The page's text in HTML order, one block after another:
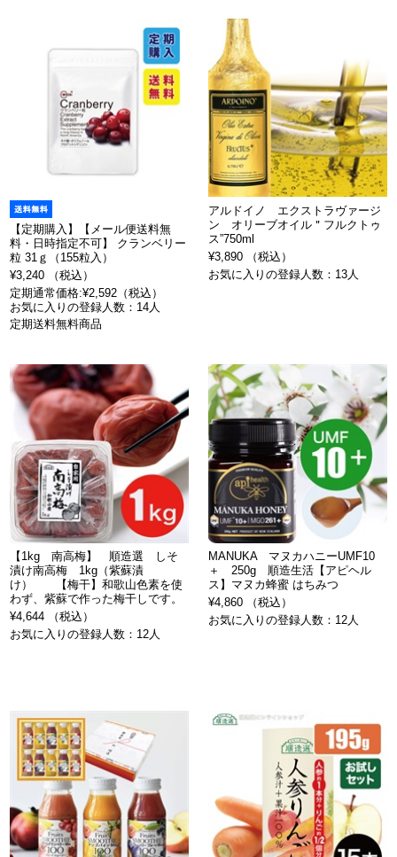
【定期購入】【メール便送料無
料・日時指定不可】 クランベリー
粒 31ｇ（155粒入）
¥3,240 （税込）
定期通常価格:¥2,592（税込）
お気に入りの登録人数：14人
定期送料無料商品
アルドイノ エクストラヴァージ
ン オリーブオイル＂フルクトゥ
ス”750ml
¥3,890 （税込）
お気に入りの登録人数：13人
【1kg 南高梅】 順造選 しそ
漬け南高梅 1kg（紫蘇漬
け） 【梅干】和歌山色素を使
わず、紫蘇で作った梅干しです。
¥4,644 （税込）
お気に入りの登録人数：12人
MANUKA マヌカハニーUMF10
＋ 250g 順造生活【アピヘル
ス】マヌカ蜂蜜 はちみつ
¥4,860 （税込）
お気に入りの登録人数：12人